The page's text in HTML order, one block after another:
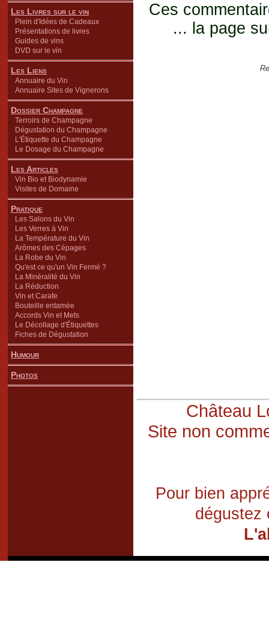
Les Livres sur le vin
Plein d'Idées de Cadeaux
Présentations de livres
Guides de vins
DVD sur le vin
Les Liens
Annuaire du Vin
Annuaire Sites de Vignerons
Dossier Champagne
Terroirs de Champagne
Dégustation du Champagne
L'Étiquette du Champagne
Le Dosage du Champagne
Les Articles
Vin Bio et Biodynamie
Visites de Domaine
Pratique
Les Salons du Vin
Les Verres à Vin
La Température du Vin
Arômes des Cépages
La Robe du Vin
Qu'est ce qu'un Vin Fermé ?
La Minéralité du Vin
La Réduction
Vin et Carafe
Bouteille entamée
Accords Vin et Mets
Le Décollage d'Étiquettes
Fiches de Dégustation
Humour
Photos
Ces
... la page
Château
Site non
Pour bien
dégustez